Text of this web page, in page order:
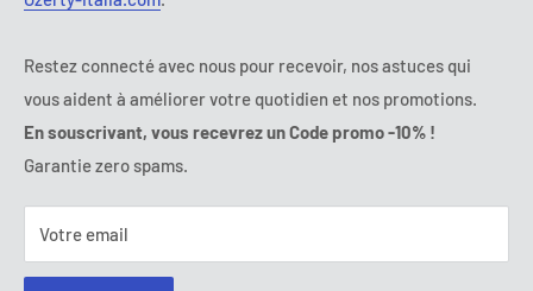
Samedi - Dimanche :
09 70 01 97 37
E-mail:
contact@ozerty-france.com
Restez connecté avec nous pour recevoir, nos astuces qui
vous aident à améliorer votre quotidien et nos promotions.
En souscrivant, vous recevrez un Code promo -10% !
Garantie zero spams.
Votre email